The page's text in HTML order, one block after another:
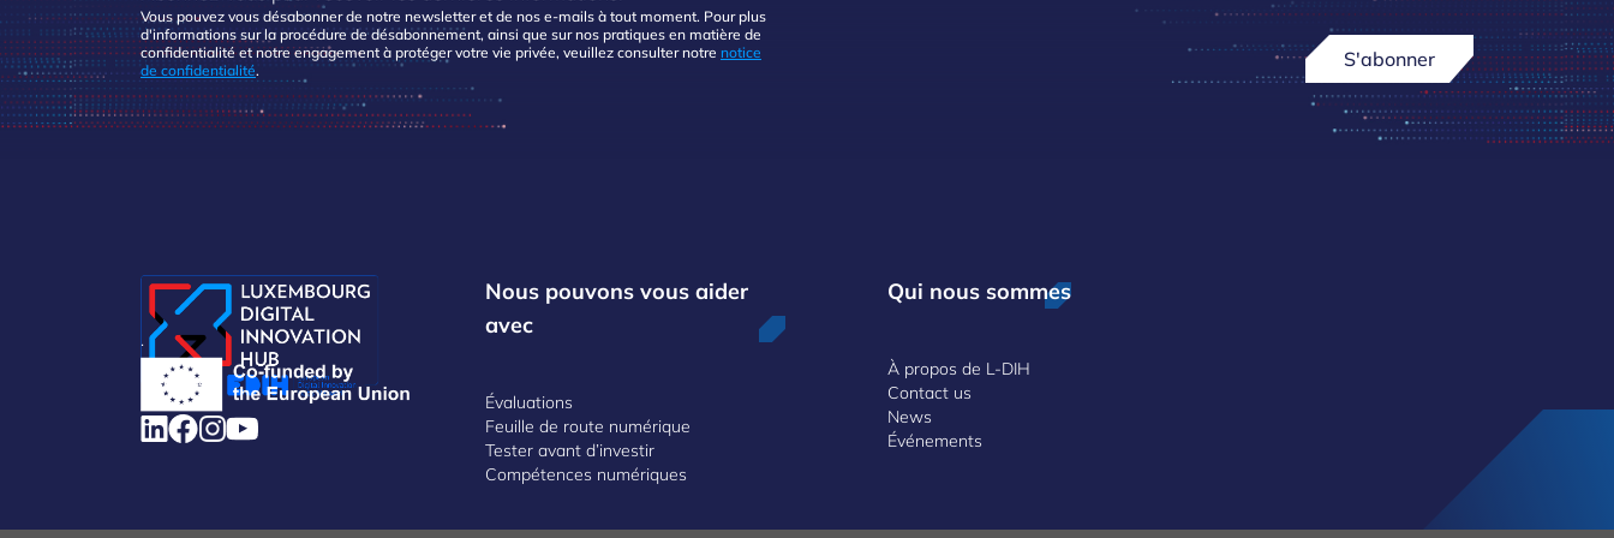
Vous pouvez vous désabonner de notre newsletter et de nos e-mails à tout moment. Pour plus
d'informations sur la procédure de désabonnement, ainsi que sur nos pratiques en matière de
confidentialité et notre engagement à protéger votre vie privée, veuillez consulter notre notice
de confidentialité. S'abonner
.
Nous pouvons vous aider
avec
Évaluations
Feuille de route numérique
Tester avant d’investir
Compétences numériques
Qui nous sommes
À propos de L-DIH
Contact us
News
Événements